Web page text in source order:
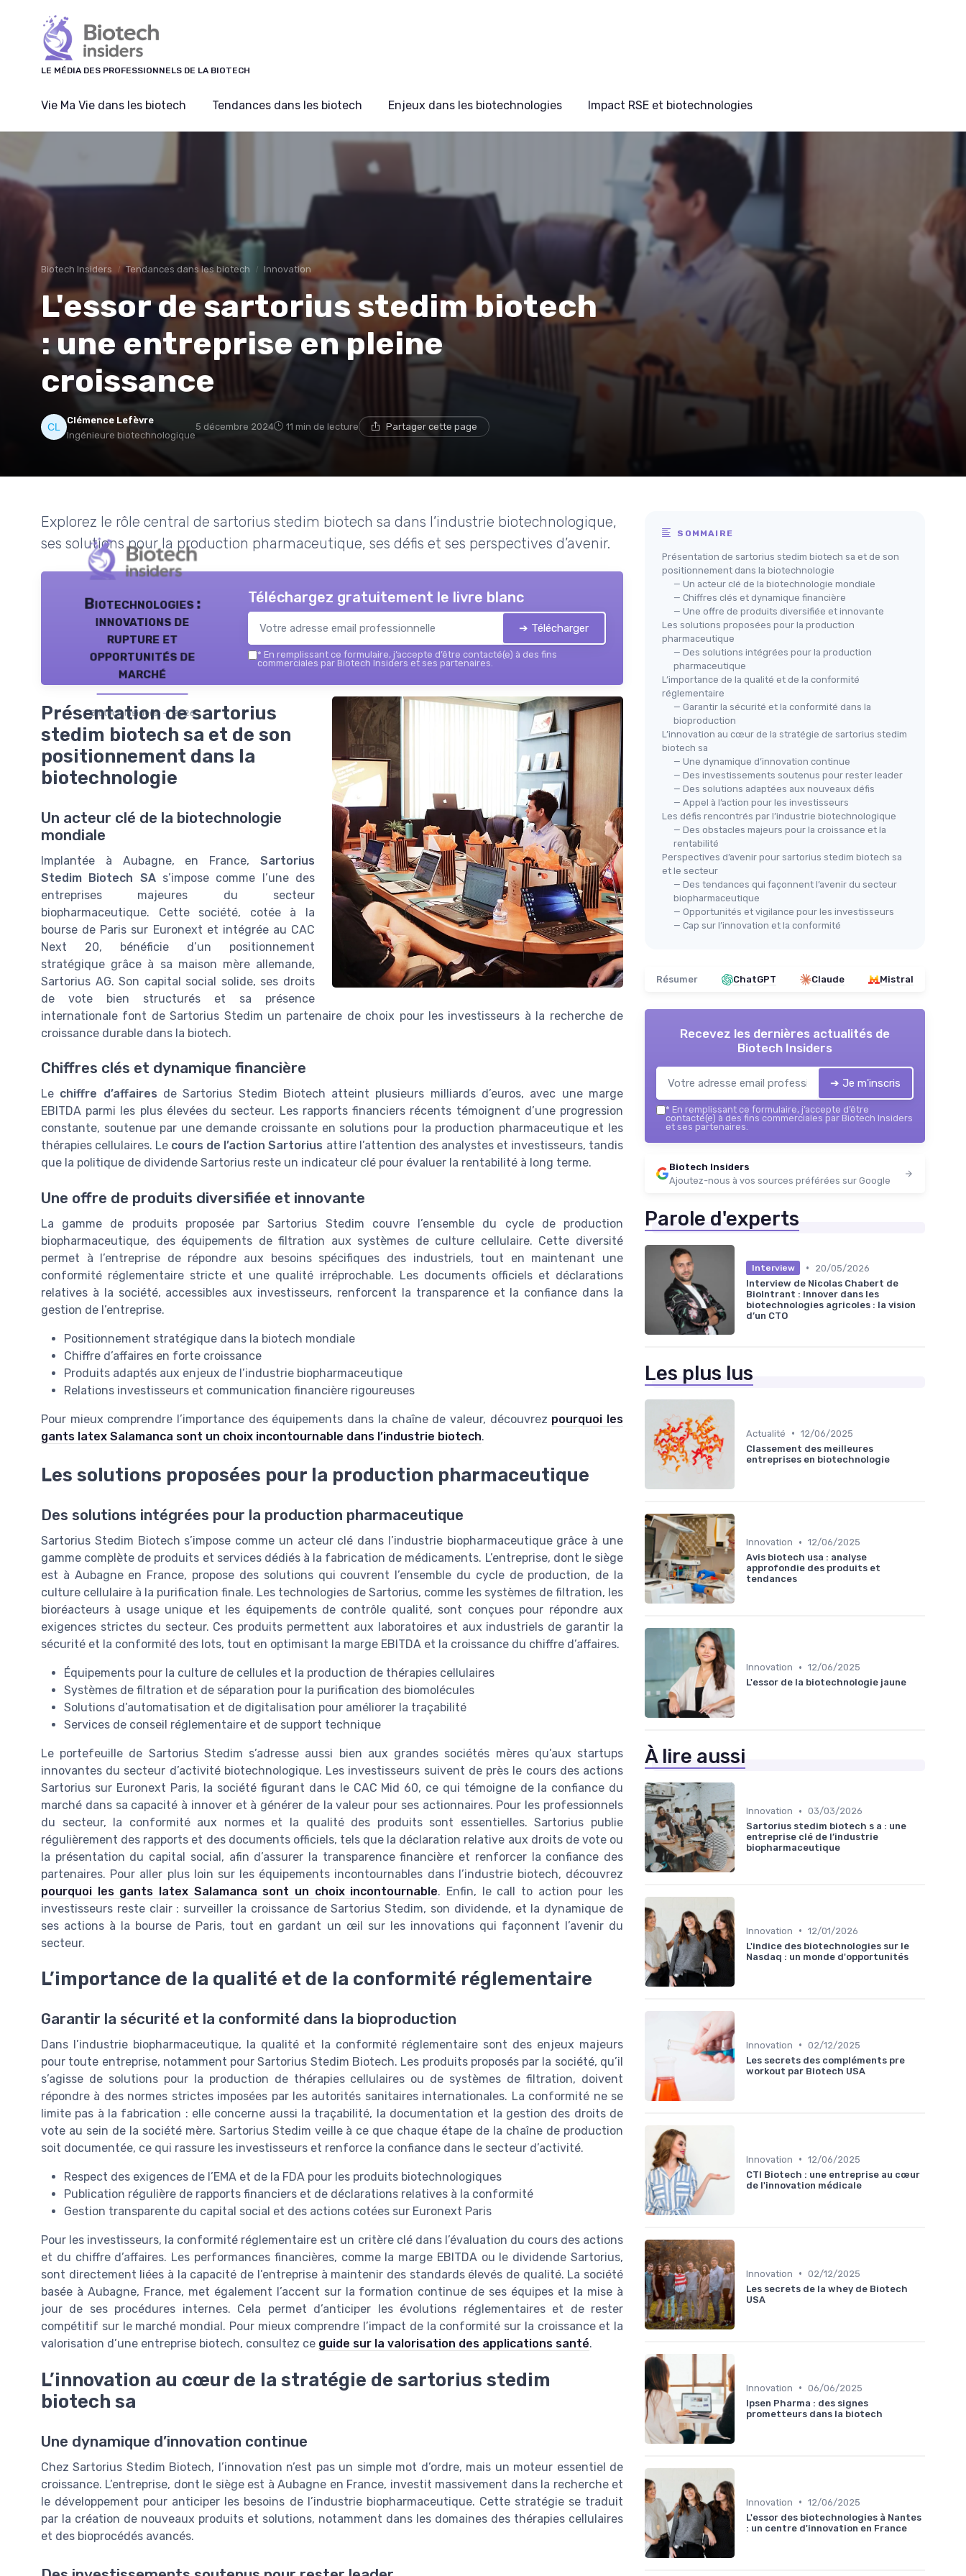
LE MÉDIA DES PROFESSIONNELS DE LA BIOTECH
Vie Ma Vie dans les biotech Tendances dans les biotech Enjeux dans les biotechnologies Impact RSE et biotechnologies
Biotech Insiders Tendances dans les biotech Innovation
L'essor de sartorius stedim biotech
: une entreprise en pleine
croissance
Clémence Lefèvre
Ingénieure biotechnologique
5 décembre 2024 11 min de lecture Partager cette page
Explorez le rôle central de sartorius stedim biotech sa dans l’industrie biotechnologique,
ses solutions pour la production pharmaceutique, ses défis et ses perspectives d’avenir.
Biotechnologies :
innovations de
rupture et
opportunités de
marché
Biotech Insiders — 2026
Téléchargez gratuitement le livre blanc
➔ Télécharger
* En remplissant ce formulaire, j’accepte d’être contacté(e) à des fins
commerciales par Biotech Insiders et ses partenaires.
Présentation de sartorius
stedim biotech sa et de son
positionnement dans la
biotechnologie
Un acteur clé de la biotechnologie
mondiale
Implantée à Aubagne, en France, Sartorius
Stedim Biotech SAs’impose comme l’une des
entreprises majeures du secteur
biopharmaceutique. Cette société, cotée à la
bourse de Paris sur Euronext et intégrée au CAC
Next 20, bénéficie d’un positionnement
stratégique grâce à sa maison mère allemande,
Sartorius AG. Son capital social solide, ses droits
de vote bien structurés et sa présence
internationale font de Sartorius Stedim un partenaire de choix pour les investisseurs à la recherche de
croissance durable dans la biotech.
Chiffres clés et dynamique financière
Le chiffre d’affaires de Sartorius Stedim Biotech atteint plusieurs milliards d’euros, avec une marge
EBITDA parmi les plus élevées du secteur. Les rapports financiers récents témoignent d’une progression
constante, soutenue par une demande croissante en solutions pour la production pharmaceutique et les
thérapies cellulaires. Le cours de l’action Sartorius attire l’attention des analystes et investisseurs, tandis
que la politique de dividende Sartorius reste un indicateur clé pour évaluer la rentabilité à long terme.
Une offre de produits diversifiée et innovante
La gamme de produits proposée par Sartorius Stedim couvre l’ensemble du cycle de production
biopharmaceutique, des équipements de filtration aux systèmes de culture cellulaire. Cette diversité
permet à l’entreprise de répondre aux besoins spécifiques des industriels, tout en maintenant une
conformité réglementaire stricte et une qualité irréprochable. Les documents officiels et déclarations
relatives à la société, accessibles aux investisseurs, renforcent la transparence et la confiance dans la
gestion de l’entreprise.
Positionnement stratégique dans la biotech mondiale
Chiffre d’affaires en forte croissance
Produits adaptés aux enjeux de l’industrie biopharmaceutique
Relations investisseurs et communication financière rigoureuses
Pour mieux comprendre l’importance des équipements dans la chaîne de valeur, découvrez pourquoi les
gants latex Salamanca sont un choix incontournable dans l’industrie biotech.
Les solutions proposées pour la production pharmaceutique
Des solutions intégrées pour la production pharmaceutique
Sartorius Stedim Biotech s’impose comme un acteur clé dans l’industrie biopharmaceutique grâce à une
gamme complète de produits et services dédiés à la fabrication de médicaments. L’entreprise, dont le siège
est à Aubagne en France, propose des solutions qui couvrent l’ensemble du cycle de production, de la
culture cellulaire à la purification finale. Les technologies de Sartorius, comme les systèmes de filtration, les
bioréacteurs à usage unique et les équipements de contrôle qualité, sont conçues pour répondre aux
exigences strictes du secteur. Ces produits permettent aux laboratoires et aux industriels de garantir la
sécurité et la conformité des lots, tout en optimisant la marge EBITDA et la croissance du chiffre d’affaires.
Équipements pour la culture de cellules et la production de thérapies cellulaires
Systèmes de filtration et de séparation pour la purification des biomolécules
Solutions d’automatisation et de digitalisation pour améliorer la traçabilité
Services de conseil réglementaire et de support technique
Le portefeuille de Sartorius Stedim s’adresse aussi bien aux grandes sociétés mères qu’aux startups
innovantes du secteur d’activité biotechnologique. Les investisseurs suivent de près le cours des actions
Sartorius sur Euronext Paris, la société figurant dans le CAC Mid 60, ce qui témoigne de la confiance du
marché dans sa capacité à innover et à générer de la valeur pour ses actionnaires. Pour les professionnels
du secteur, la conformité aux normes et la qualité des produits sont essentielles. Sartorius publie
régulièrement des rapports et des documents officiels, tels que la déclaration relative aux droits de vote ou
la présentation du capital social, afin d’assurer la transparence financière et renforcer la confiance des
partenaires. Pour aller plus loin sur les équipements incontournables dans l’industrie biotech, découvrez
pourquoi les gants latex Salamanca sont un choix incontournable. Enfin, le call to action pour les
investisseurs reste clair : surveiller la croissance de Sartorius Stedim, son dividende, et la dynamique de
ses actions à la bourse de Paris, tout en gardant un œil sur les innovations qui façonnent l’avenir du
secteur.
L’importance de la qualité et de la conformité réglementaire
Garantir la sécurité et la conformité dans la bioproduction
Dans l’industrie biopharmaceutique, la qualité et la conformité réglementaire sont des enjeux majeurs
pour toute entreprise, notamment pour Sartorius Stedim Biotech. Les produits proposés par la société, qu’il
s’agisse de solutions pour la production de thérapies cellulaires ou de systèmes de filtration, doivent
répondre à des normes strictes imposées par les autorités sanitaires internationales. La conformité ne se
limite pas à la fabrication : elle concerne aussi la traçabilité, la documentation et la gestion des droits de
vote au sein de la société mère. Sartorius Stedim veille à ce que chaque étape de la chaîne de production
soit documentée, ce qui rassure les investisseurs et renforce la confiance dans le secteur d’activité.
Respect des exigences de l’EMA et de la FDA pour les produits biotechnologiques
Publication régulière de rapports financiers et de déclarations relatives à la conformité
Gestion transparente du capital social et des actions cotées sur Euronext Paris
Pour les investisseurs, la conformité réglementaire est un critère clé dans l’évaluation du cours des actions
et du chiffre d’affaires. Les performances financières, comme la marge EBITDA ou le dividende Sartorius,
sont directement liées à la capacité de l’entreprise à maintenir des standards élevés de qualité. La société
basée à Aubagne, France, met également l’accent sur la formation continue de ses équipes et la mise à
jour de ses procédures internes. Cela permet d’anticiper les évolutions réglementaires et de rester
compétitif sur le marché mondial. Pour mieux comprendre l’impact de la conformité sur la croissance et la
valorisation d’une entreprise biotech, consultez ce guide sur la valorisation des applications santé.
L’innovation au cœur de la stratégie de sartorius stedim
biotech sa
Une dynamique d’innovation continue
Chez Sartorius Stedim Biotech, l’innovation n’est pas un simple mot d’ordre, mais un moteur essentiel de
croissance. L’entreprise, dont le siège est à Aubagne en France, investit massivement dans la recherche et
le développement pour anticiper les besoins de l’industrie biopharmaceutique. Cette stratégie se traduit
par la création de nouveaux produits et solutions, notamment dans les domaines des thérapies cellulaires
et des bioprocédés avancés.
SOMMAIRE
Présentation de sartorius stedim biotech sa et de son
positionnement dans la biotechnologie
— Un acteur clé de la biotechnologie mondiale
— Chiffres clés et dynamique financière
— Une offre de produits diversifiée et innovante
Les solutions proposées pour la production
pharmaceutique
— Des solutions intégrées pour la production
pharmaceutique
L’importance de la qualité et de la conformité
réglementaire
— Garantir la sécurité et la conformité dans la
bioproduction
L’innovation au cœur de la stratégie de sartorius stedim
biotech sa
— Une dynamique d’innovation continue
— Des investissements soutenus pour rester leader
— Des solutions adaptées aux nouveaux défis
— Appel à l’action pour les investisseurs
Les défis rencontrés par l’industrie biotechnologique
— Des obstacles majeurs pour la croissance et la
rentabilité
Perspectives d’avenir pour sartorius stedim biotech sa
et le secteur
— Des tendances qui façonnent l’avenir du secteur
biopharmaceutique
— Opportunités et vigilance pour les investisseurs
— Cap sur l’innovation et la conformité
Résumer ChatGPT Claude Mistral
Recevez les dernières actualités de
Biotech Insiders
➔ Je m'inscris
* En remplissant ce formulaire, j’accepte d’être
contacté(e) à des fins commerciales par Biotech Insiders
et ses partenaires.
Biotech Insiders
Ajoutez-nous à vos sources préférées sur Google
Parole d'experts
Interview •
20/05/2026
Interview de Nicolas Chabert de
BioIntrant : Innover dans les
biotechnologies agricoles : la vision
d’un CTO
Les plus lus
Actualité • 12/06/2025
Classement des meilleures
entreprises en biotechnologie
Innovation • 12/06/2025
Avis biotech usa : analyse
approfondie des produits et
tendances
Innovation • 12/06/2025
L'essor de la biotechnologie jaune
À lire aussi
Innovation • 03/03/2026
Sartorius stedim biotech s a : une
entreprise clé de l’industrie
biopharmaceutique
Innovation • 12/01/2026
L'indice des biotechnologies sur le
Nasdaq : un monde d'opportunités
Innovation • 02/12/2025
Les secrets des compléments pre
workout par Biotech USA
Innovation • 12/06/2025
CTI Biotech : une entreprise au cœur
de l'innovation médicale
Innovation • 02/12/2025
Les secrets de la whey de Biotech
USA
Innovation • 06/06/2025
Ipsen Pharma : des signes
prometteurs dans la biotech
Innovation • 12/06/2025
L'essor des biotechnologies à Nantes
: un centre d'innovation en France